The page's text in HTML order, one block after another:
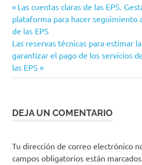
eps
Gestarsalud
Ministerio
de Salud
MinSalud
Nacional
Reforma
a la
Navegación
de
entradas
Entrada
anterior:
Las cuentas claras de las EPS.
plataforma para hacer seguimiento
de las EPS
Siguiente
entrada:
Las reservas técnicas para estimar
garantizar el pago de los servicios
las EPS
DEJA UN COMENTARIO
Tu dirección de correo electrónico
campos obligatorios están